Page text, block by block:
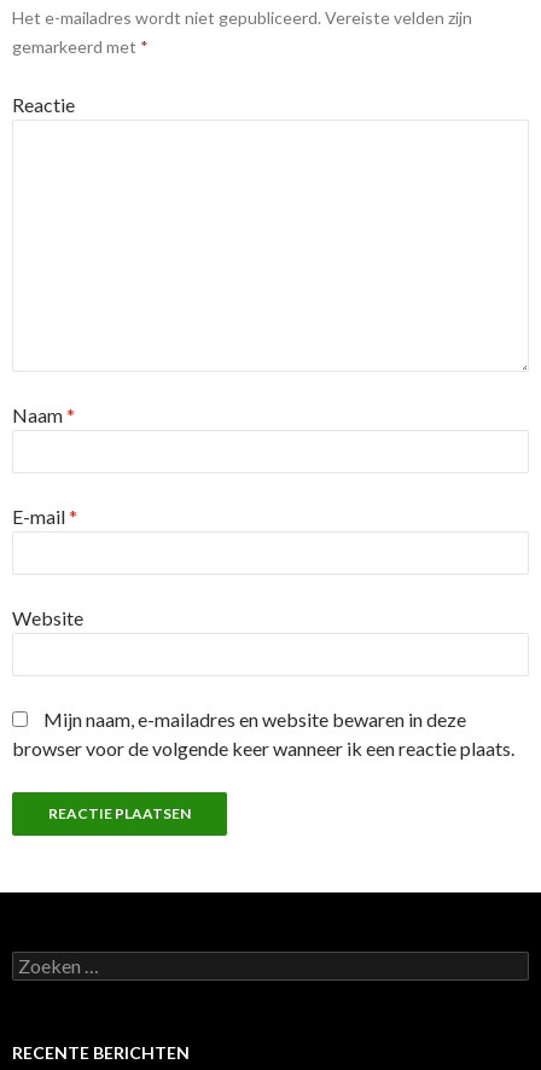
Het e-mailadres wordt niet gepubliceerd. Vereiste velden zijn
gemarkeerd met *
Reactie
Naam*
E-mail*
Website
Mijn naam, e-mailadres en website bewaren in deze
browser voor de volgende keer wanneer ik een reactie plaats.
Z
o
e
RECENTE BERICHTEN